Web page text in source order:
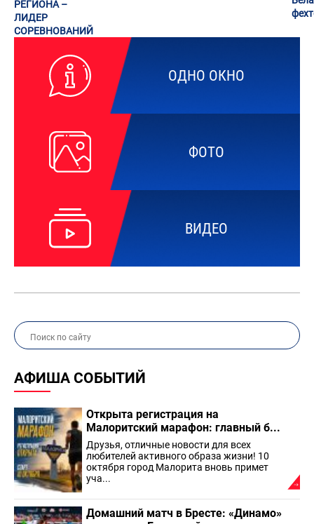
ОДНО ОКНО
ФОТО
ВИДЕО
АФИША СОБЫТИЙ
Открыта регистрация на
Малоритский марафон: главный б...
Друзья, отличные новости для всех
любителей активного образа жизни! 10
октября город Малорита вновь примет
уча...
Домашний матч в Бресте: «Динамо»
РЕГИОНА –
ЛИДЕР
СОРЕВНОВАНИЙ